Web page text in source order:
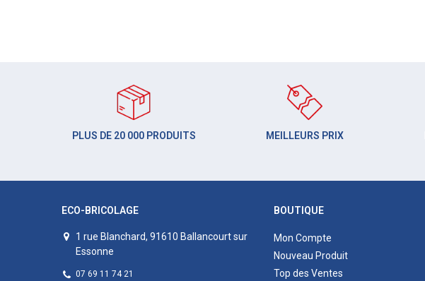
PLUS DE 20 000 PRODUITS MEILLEURS PRIX
ECO-BRICOLAGE
1 rue Blanchard, 91610 Ballancourt sur
Essonne
07 69 11 74 21
BOUTIQUE
Mon Compte
Nouveau Produit
Top des Ventes